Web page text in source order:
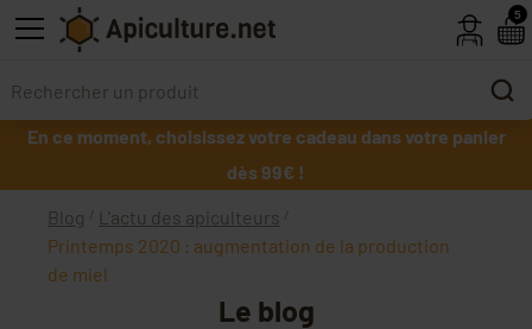
Skip to main content
En ce moment, choisissez votre cadeau dans votre panier
dès 99€ !
Blog
L'actu des apiculteurs
Printemps 2020 : augmentation de la production
de miel
Le blog
5